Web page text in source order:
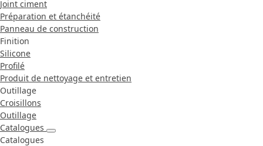
Joint ciment
Préparation et étanchéité
Panneau de construction
Finition
Silicone
Profilé
Produit de nettoyage et entretien
Outillage
Croisillons
Outillage
Catalogues
Catalogues